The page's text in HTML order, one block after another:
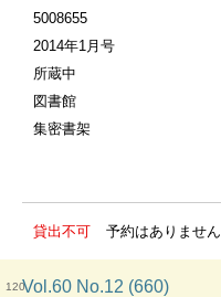
5008655
2014年1月号
所蔵中
図書館
集密書架
貸出不可 予約はありません
120Vol.60 No.12 (660)